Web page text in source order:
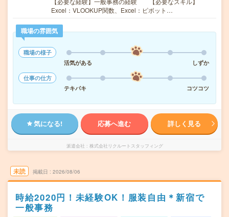
Excel：VLOOKUP関数、Excel：ピボット…
職場の雰囲気
職場の様子
活気がある
しずか
仕事の仕方
テキパキ
コツコツ
気になる! 応募へ進む 詳しく見る
派遣会社 株式会社リクルートスタッフィング
未読 掲載日 2026/08/06
時給2020円！未経験OK！服装自由＊新宿で
一般事務